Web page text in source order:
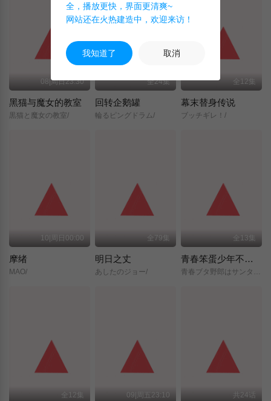
08|周日23:30
黑猫与魔女的教室
黒猫と魔女の教室/
全24集
回转企鹅罐
輪るピングドラム/
全12集
幕末替身传说
ブッチギレ！/
10|周日00:00
摩绪
MAO/
全79集
明日之丈
あしたのジョー/
全13集
青春笨蛋少年不做圣诞服女郎的梦
青春ブタ野郎はサンタクロースの夢を見ない/
全12集 09|周五23:10 共24话
全，播放更快，界面更清爽~
网站还在火热建造中，欢迎来访！
我知道了 取消